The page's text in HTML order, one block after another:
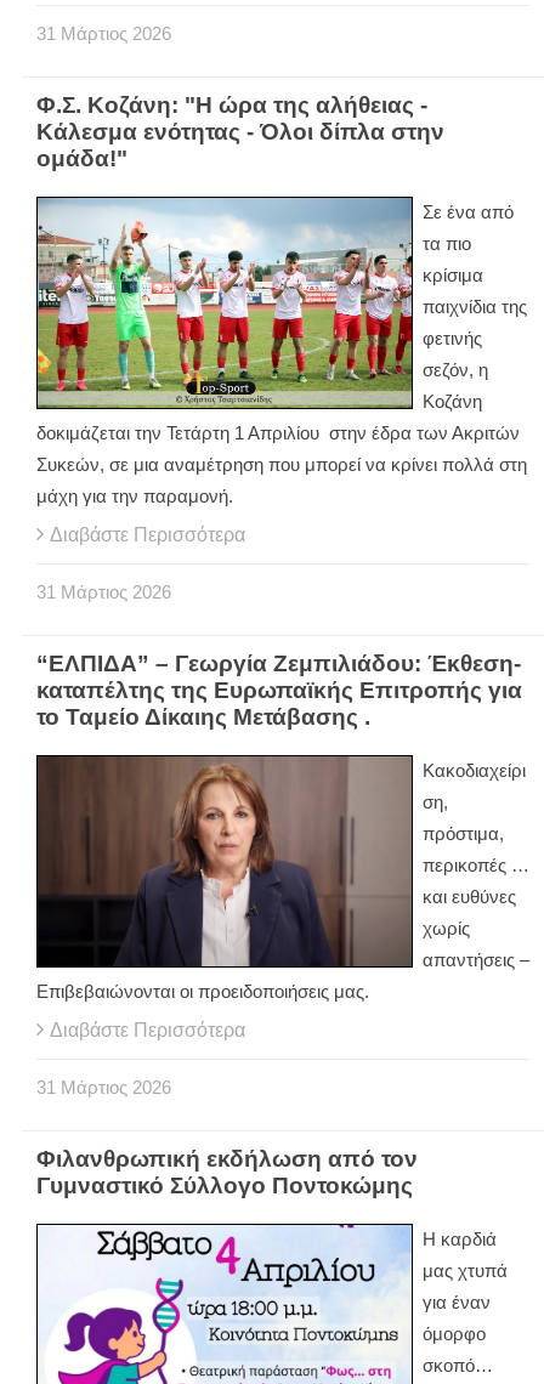
31 Μάρτιος 2026
Φ.Σ. Κοζάνη: "Η ώρα της αλήθειας -
Κάλεσμα ενότητας - Όλοι δίπλα στην
ομάδα!"
Σε ένα από
τα πιο
κρίσιμα
παιχνίδια της
φετινής
σεζόν, η
Κοζάνη
δοκιμάζεται την Τετάρτη 1 Απριλίου στην έδρα των Ακριτών
Συκεών, σε μια αναμέτρηση που μπορεί να κρίνει πολλά στη
μάχη για την παραμονή.
Διαβάστε Περισσότερα
31 Μάρτιος 2026
“ΕΛΠΙΔΑ” – Γεωργία Ζεμπιλιάδου: Έκθεση-
καταπέλτης της Ευρωπαϊκής Επιτροπής για
το Ταμείο Δίκαιης Μετάβασης .
Κακοδιαχείρι
ση,
πρόστιμα,
περικοπές …
και ευθύνες
χωρίς
απαντήσεις –
Επιβεβαιώνονται οι προειδοποιήσεις μας.
Διαβάστε Περισσότερα
31 Μάρτιος 2026
Φιλανθρωπική εκδήλωση από τον
Γυμναστικό Σύλλογο Ποντοκώμης
Η καρδιά
μας χτυπά
για έναν
όμορφο
σκοπό…